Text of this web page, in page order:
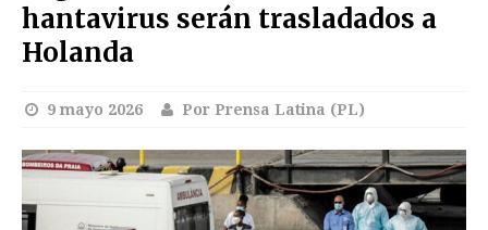
hantavirus serán trasladados a
Holanda
9 mayo 2026 Por Prensa Latina (PL)